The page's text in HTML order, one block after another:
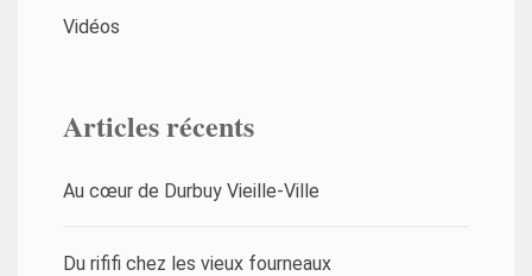
Vidéos
Articles récents
Au cœur de Durbuy Vieille-Ville
Du rififi chez les vieux fourneaux